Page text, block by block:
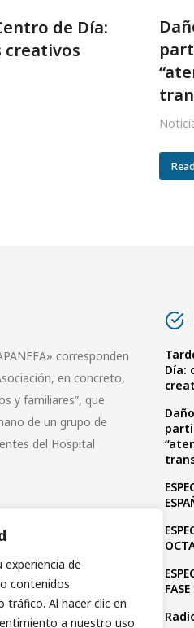
de
contenidos
tráfico. Al hacer clic en
a nuestro uso
de Día:
creativos
corresponden
en concreto,
y familiares”, que
de un grupo de
del Hospital
Día: